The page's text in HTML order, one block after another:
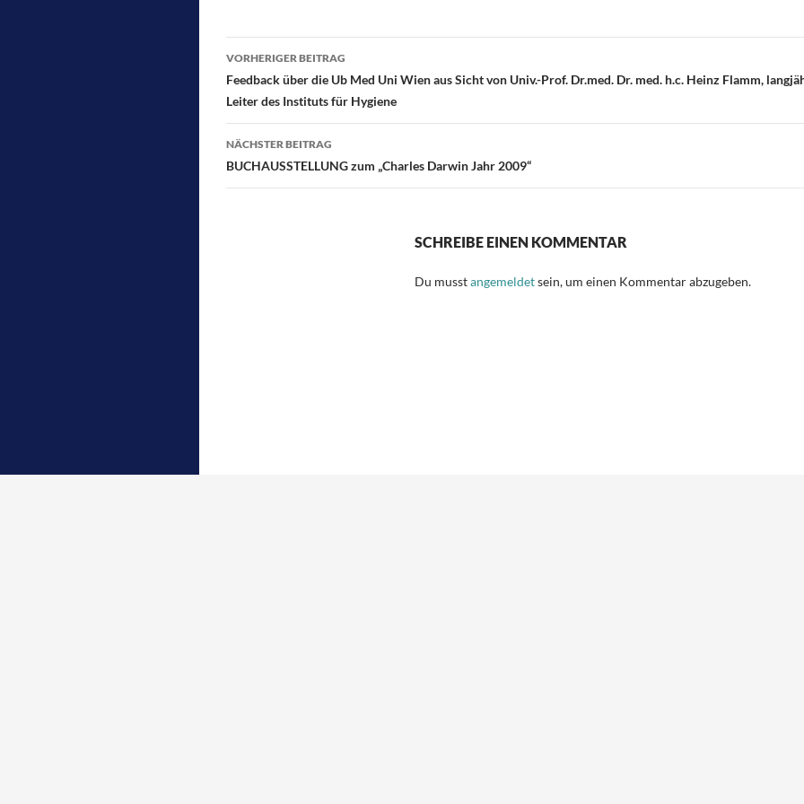
o
o
k
o
n
Beitragsnavigation
VORHERIGER BEITRAG
Feedback über die Ub Med Uni Wien aus Sicht von Univ.-Prof. Dr.med. Dr. med. h.c. Heinz Flamm,
Leiter des Instituts für Hygiene
NÄCHSTER BEITRAG
BUCHAUSSTELLUNG zum „Charles Darwin Jahr 2009“
SCHREIBE EINEN KOMMENTAR
Du musstangemeldetsein, um einen Kommentar abzugeben.